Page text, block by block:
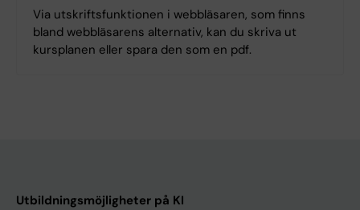
Via utskriftsfunktionen i webbläsaren, som finns
bland webbläsarens alternativ, kan du skriva ut
kursplanen eller spara den som en pdf.
Utbildningsmöjligheter på KI